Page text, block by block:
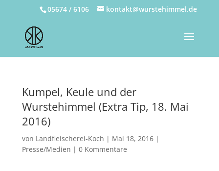
05674 / 6106 kontakt@wurstehimmel.de
Kumpel, Keule und der
Wurstehimmel (Extra Tip, 18. Mai
2016)
von Landfleischerei-Koch | Mai 18, 2016|
Presse/Medien | 0 Kommentare